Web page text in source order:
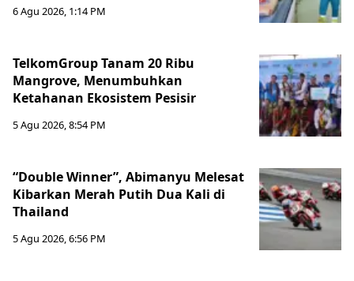
6 Agu 2026, 1:14 PM
TelkomGroup Tanam 20 Ribu
Mangrove, Menumbuhkan
Ketahanan Ekosistem Pesisir
5 Agu 2026, 8:54 PM
“Double Winner”, Abimanyu Melesat
Kibarkan Merah Putih Dua Kali di
Thailand
5 Agu 2026, 6:56 PM